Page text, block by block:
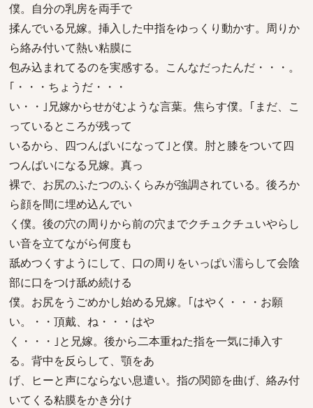
僕。自分の乳房を両手で
揉んでいる兄嫁。挿入した中指をゆっくり動かす。周りか
ら絡み付いて熱い粘膜に
包み込まれてるのを実感する。こんなだったんだ・・・。
｢・・・ちょうだ・・・
い・・｣兄嫁からせがむような言葉。焦らす僕。｢まだ、こ
っているところが残って
いるから、四つんばいになって｣と僕。肘と膝をついて四
つんばいになる兄嫁。真っ
裸で、お尻のふたつのふくらみが強調されている。後ろか
ら顔を間に埋め込んでい
く僕。後の穴の周りから前の穴までクチュクチュいやらし
い音を立てながら何度も
舐めつくすようにして、口の周りをいっぱい濡らして会陰
部に口をつけ舐め続ける
僕。お尻をうごめかし始める兄嫁。｢はやく・・・お願
い。・・頂戴、ね・・・はや
く・・・｣と兄嫁。後から二本重ねた指を一気に挿入す
る。背中を反らして、顎をあ
げ、ヒーと声にならない息遣い。指の関節を曲げ、絡み付
いてくる粘膜をかき分け